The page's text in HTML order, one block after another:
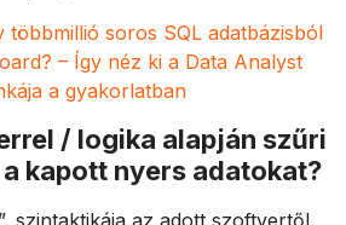
többmillió soros SQL adatbázisból
– Így néz ki a Data Analyst
a gyakorlatban
/ logika alapján szűri
kapott nyers adatokat?
szintaktikája az adott szoftvertől,